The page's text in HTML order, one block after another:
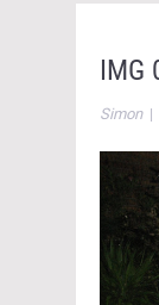
IMG
Simon|